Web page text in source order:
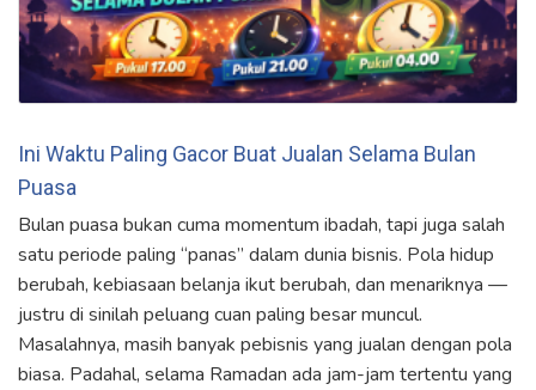
Ini Waktu Paling Gacor Buat Jualan Selama Bulan
Puasa
Bulan puasa bukan cuma momentum ibadah, tapi juga salah
satu periode paling “panas” dalam dunia bisnis. Pola hidup
berubah, kebiasaan belanja ikut berubah, dan menariknya —
justru di sinilah peluang cuan paling besar muncul.
Masalahnya, masih banyak pebisnis yang jualan dengan pola
biasa. Padahal, selama Ramadan ada jam-jam tertentu yang